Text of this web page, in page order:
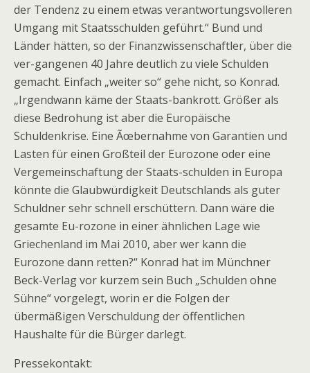
der Tendenz zu einem etwas verantwortungsvolleren
Umgang mit Staatsschulden geführt.“ Bund und
Länder hätten, so der Finanzwissenschaftler, über die
ver-gangenen 40 Jahre deutlich zu viele Schulden
gemacht. Einfach „weiter so“ gehe nicht, so Konrad.
„Irgendwann käme der Staats-bankrott. Größer als
diese Bedrohung ist aber die Europäische
Schuldenkrise. Eine Ãœbernahme von Garantien und
Lasten für einen Großteil der Eurozone oder eine
Vergemeinschaftung der Staats-schulden in Europa
könnte die Glaubwürdigkeit Deutschlands als guter
Schuldner sehr schnell erschüttern. Dann wäre die
gesamte Eu-rozone in einer ähnlichen Lage wie
Griechenland im Mai 2010, aber wer kann die
Eurozone dann retten?“ Konrad hat im Münchner
Beck-Verlag vor kurzem sein Buch „Schulden ohne
Sühne“ vorgelegt, worin er die Folgen der
übermäßigen Verschuldung der öffentlichen
Haushalte für die Bürger darlegt.
Pressekontakt: